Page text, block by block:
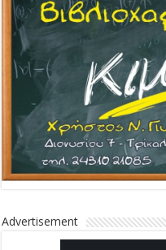
Advertisement